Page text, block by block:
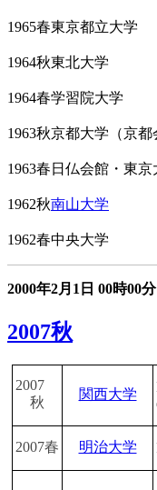
1965春東京都立大学
1964秋東北大学
1964春学習院大学
1963秋京都大学（京都
1963春日仏会館・東京
1962秋南山大学
1962春中央大学
2000年2月1日 00時00分
2007秋
2007
秋
関西大学
2007春 明治大学